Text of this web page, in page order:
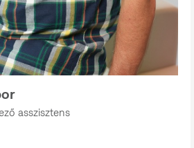
asszisztens